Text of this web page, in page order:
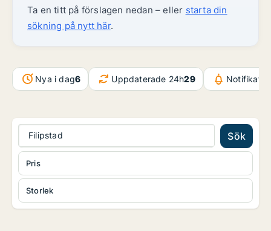
Ta en titt på förslagen nedan – eller starta din
sökning på nytt här.
Nya i dag6 Uppdaterade 24h29
Filipstad Sök
Storlek
Pris